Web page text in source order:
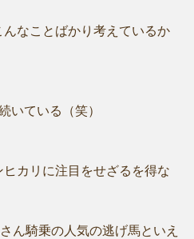
なことばかり考えているか
いている（笑）
カリに注目をせざるを得な
ん騎乗の人気の逃げ馬といえ